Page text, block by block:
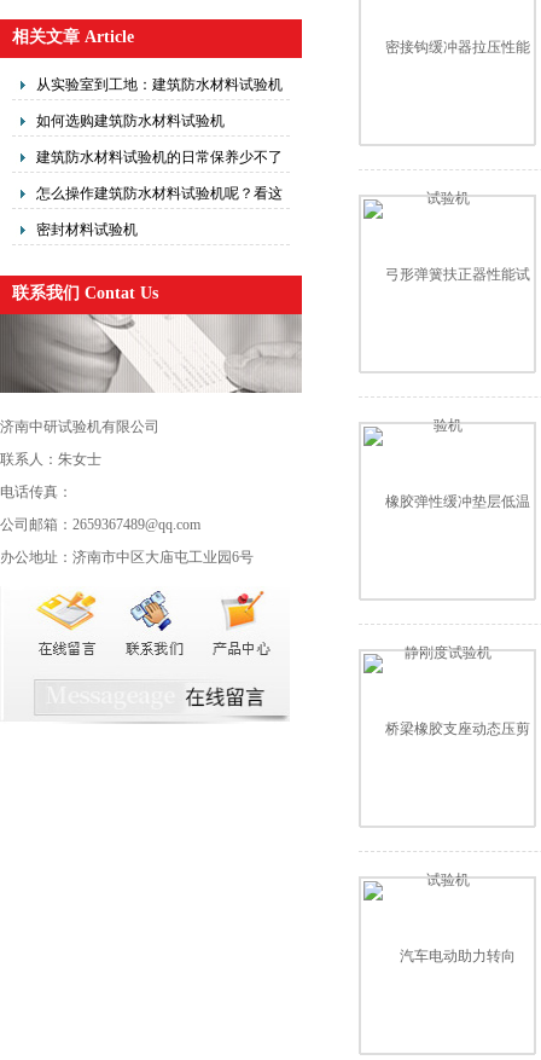
相关文章 Article
从实验室到工地：建筑防水材料试验机
的全流程质量把控指南
如何选购建筑防水材料试验机
建筑防水材料试验机的日常保养少不了
怎么操作建筑防水材料试验机呢？看这
里
密封材料试验机
联系我们 Contat Us
济南中研试验机有限公司
联系人：朱女士
电话传真：
公司邮箱：2659367489@qq.com
办公地址：济南市中区大庙屯工业园6号